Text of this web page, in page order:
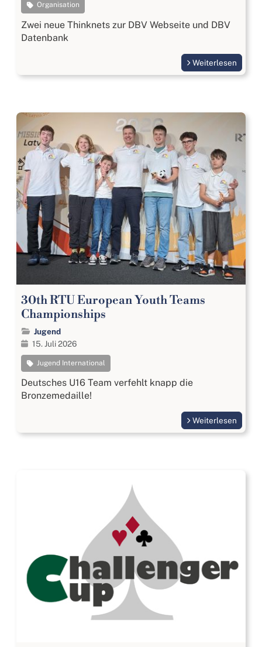
Organisation
Zwei neue Thinknets zur DBV Webseite und DBV
Datenbank
Weiterlesen
30th RTU European Youth Teams
Championships
Jugend
15. Juli 2026
Jugend International
Deutsches U16 Team verfehlt knapp die
Bronzemedaille!
Weiterlesen